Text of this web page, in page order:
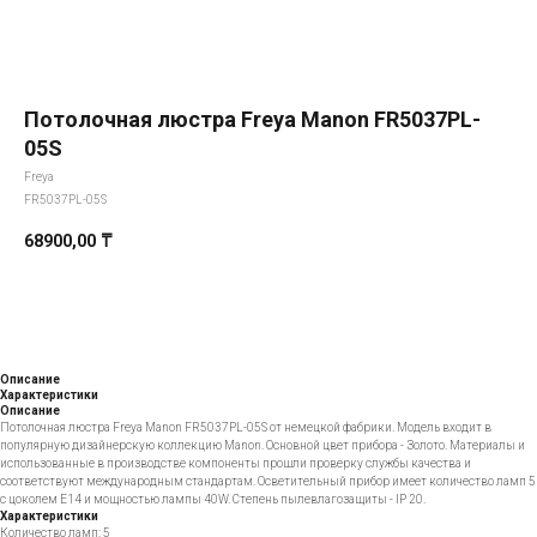
Потолочная люстра Freya Manon FR5037PL-
05S
Freya
FR5037PL-05S
68900,00 ₸
Описание
Характеристики
Описание
Потолочная люстра Freya Manon FR5037PL-05S от немецкой фабрики. Модель входит в
популярную дизайнерскую коллекцию Manon. Основной цвет прибора - Золото. Материалы и
использованные в производстве компоненты прошли проверку службы качества и
соответствуют международным стандартам. Осветительный прибор имеет количество ламп 5
с цоколем E14 и мощностью лампы 40W. Степень пылевлагозащиты - IP 20.
Характеристики
Количество ламп: 5